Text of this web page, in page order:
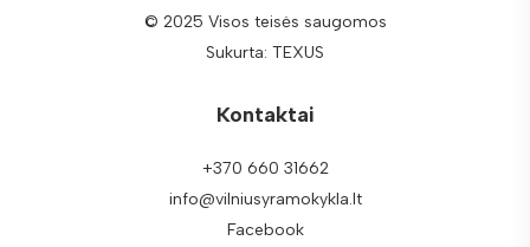
© 2025 Visos teisės saugomos
Sukurta: TEXUS
Kontaktai
+370 660 31662
info@vilniusyramokykla.lt
Facebook